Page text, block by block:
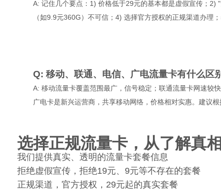
A: 记住几个要点：1) 价格低于29元的基本都是虚假宣传；
（如9.9元360G）不可信；4) 选择官方授权的正规渠道办理
Q: 移动、联通、电信、广电流量卡有什么区
A: 移动流量卡覆盖范围最广，信号稳定；联通流量卡网速较
广电卡是新兴运营商，共享移动网络，价格相对实惠。建议
选择正规流量卡，从了解真
我们提供真实、透明的流量卡套餐信息
拒绝虚假宣传，拒绝19元、9元等不存在的套餐
正规渠道，官方授权，29元起的真实套餐